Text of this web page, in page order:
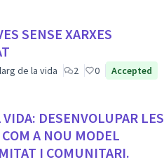
SENSE XARXES
de la vida 2 0 Accepted
DESENVOLUPAR LES
A NOU MODEL
I COMUNITARI.